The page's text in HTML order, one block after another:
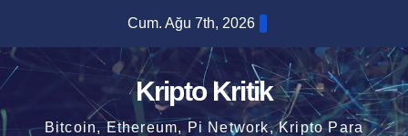
content
Cum. Ağu 7th, 2026
Kripto Kritik
Bitcoin, Ethereum, Pi Network, Kripto Para